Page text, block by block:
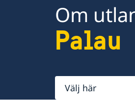
Om
Palau
Välj
här